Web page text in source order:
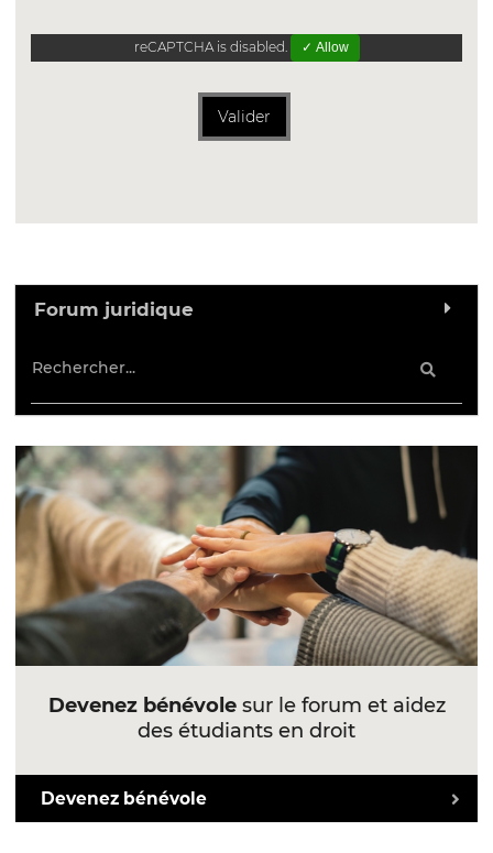
reCAPTCHA is disabled. ✓ Allow
Valider
Forum juridique
Devenez bénévolesur le forum et aidez
des étudiants en droit
Devenez bénévole